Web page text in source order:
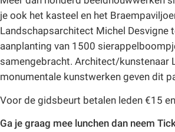
je ook het kasteel en het
Landschapsarchitect Michel Desvigne
aanplanting van 1500
samengebracht. Architect/kunstenaar
monumentale kunstwerken geven dit
Voor de gidsbeurt betalen leden €15
Ga je graag mee lunchen dan neem